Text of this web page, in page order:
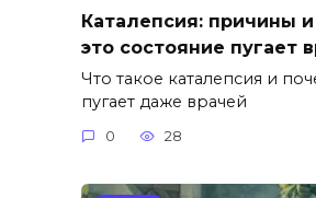
Каталепсия: причины
это состояние пугает
Что такое каталепсия и
пугает даже врачей
0 28